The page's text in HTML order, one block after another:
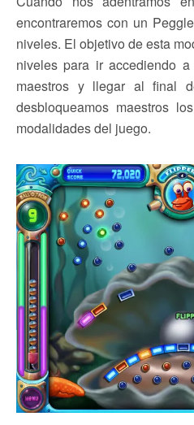
encontraremos con un
niveles. El objetivo de esta
niveles para ir accediendo
maestros y llegar al final
desbloqueamos maestros
modalidades del juego.